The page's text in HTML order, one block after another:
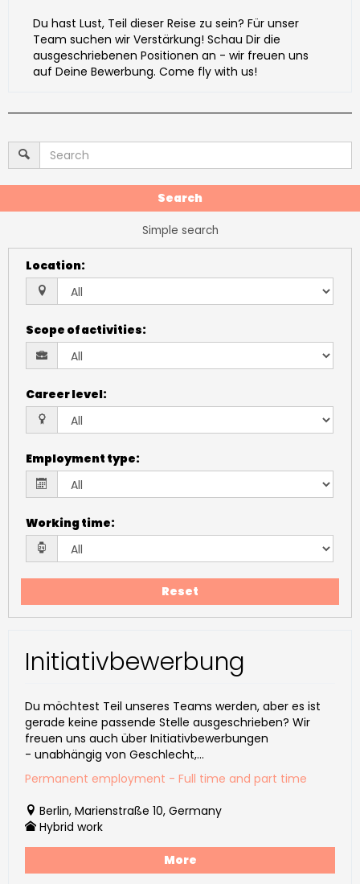
Du hast Lust, Teil dieser Reise zu sein? Für unser
Team suchen wir Verstärkung! Schau Dir die
ausgeschriebenen Positionen an - wir freuen uns
auf Deine Bewerbung. Come fly with us!
Search
Simple search
Location:
Scope of activities:
Career level:
Employment type:
Working time:
Reset
Initiativbewerbung
Du möchtest Teil unseres Teams werden, aber es ist
gerade keine passende Stelle ausgeschrieben? Wir
freuen uns auch über Initiativbewerbungen
- unabhängig von Geschlecht,...
Permanent employment - Full time and part time
Berlin, Marienstraße 10, Germany
Hybrid work
More